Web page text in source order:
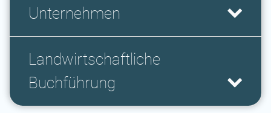
Unternehmen
Landwirtschaftliche
Buchführung